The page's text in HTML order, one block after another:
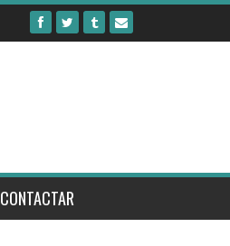
CONTACTAR